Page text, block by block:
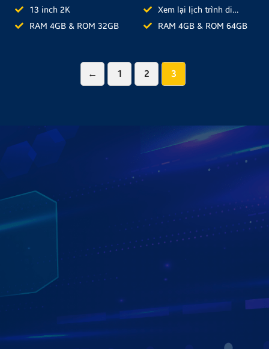
13 inch 2K
RAM 4GB & ROM 32GB
Xem lại lịch trình di
chuyểnRAM 4GB & ROM 64GB
← 1 2 3